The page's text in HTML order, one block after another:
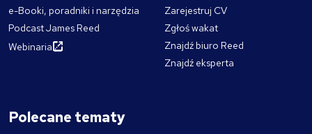
e-Booki, poradniki i narzędzia
Podcast James Reed
Webinaria
Zarejestruj CV
Zgłoś wakat
Znajdź biuro Reed
Znajdź eksperta
Polecane tematy